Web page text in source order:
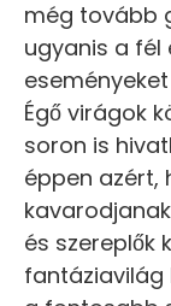
még tovább
ugyanis a fél
Égő virágok
soron is
éppen azért,
és szereplők